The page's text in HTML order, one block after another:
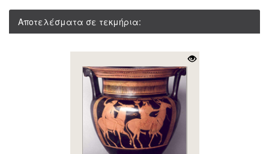
Αποτελέσματα σε τεκμήρια: